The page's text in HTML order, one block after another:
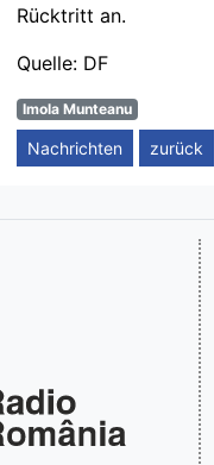
Rücktritt an.
Quelle: DF
Imola Munteanu
Nachrichten zurück